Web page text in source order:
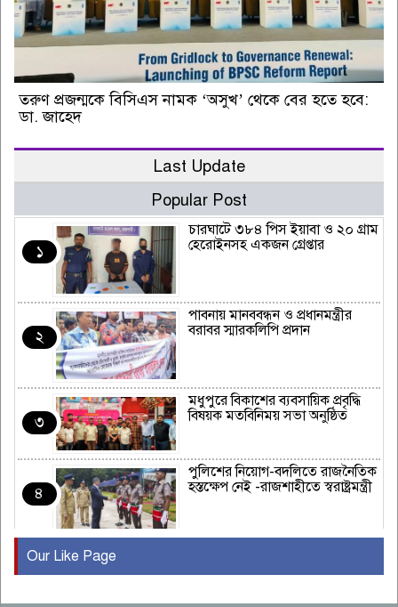
তরুণ প্রজন্মকে বিসিএস নামক ‘অসুখ’ থেকে বের হতে হবে:
ডা. জাহেদ
Last Update
Popular Post
১
চারঘাটে ৩৮৪ পিস ইয়াবা ও ২০ গ্রাম
হেরোইনসহ একজন গ্রেপ্তার
২
পাবনায় মানববন্ধন ও প্রধানমন্ত্রীর
বরাবর স্মারকলিপি প্রদান
৩
মধুপুরে বিকাশের ব্যবসায়িক প্রবৃদ্ধি
বিষয়ক মতবিনিময় সভা অনুষ্ঠিত
৪
পুলিশের নিয়োগ-বদলিতে রাজনৈতিক
হস্তক্ষেপ নেই -রাজশাহীতে স্বরাষ্ট্রমন্ত্রী
৫
বছর পূর্তি উদযাপন
Our Like Page